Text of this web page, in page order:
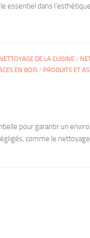
essentiel dans
NETTOYAGE DE LA CUISINE /
EN BOIS / PRODUITS ET
pour garantir un
comme le